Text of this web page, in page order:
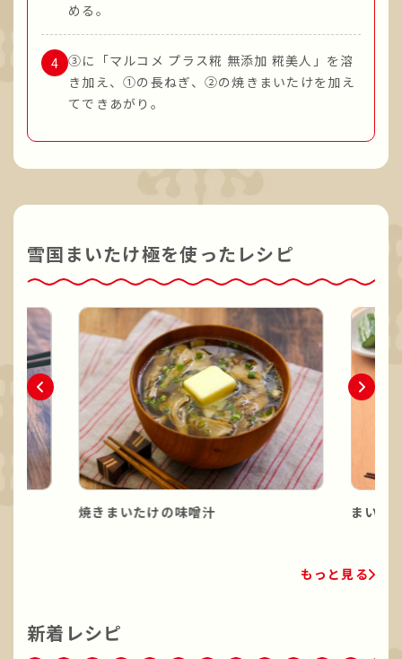
める。
③に「マルコメ プラス糀 無添加 糀美人」を溶
き加え、①の長ねぎ、②の焼きまいたけを加え
てできあがり。
雪国まいたけ極を使ったレシピ
焼きまいたけの味噌汁 まいた
もっと見る
新着レシピ